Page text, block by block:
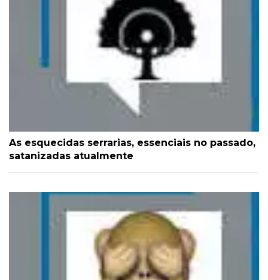
As esquecidas serrarias, essenciais no passado,
satanizadas atualmente